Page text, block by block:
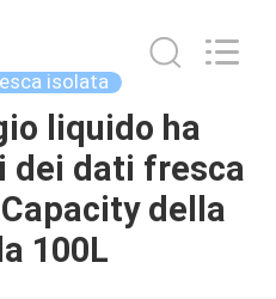
isolata
liquido ha
dei dati fresca
della
100L